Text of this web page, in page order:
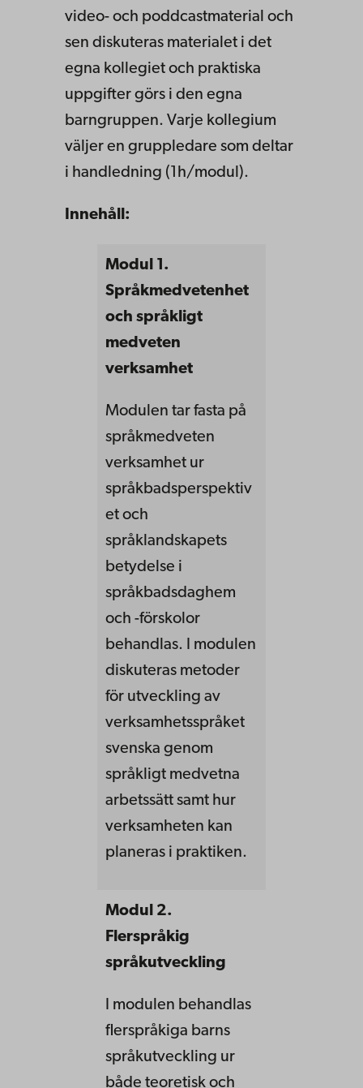
video- och poddcastmaterial och
sen diskuteras materialet i det
egna kollegiet och praktiska
uppgifter görs i den egna
barngruppen. Varje kollegium
väljer en gruppledare som deltar
i handledning (1h/modul).
Innehåll:
Modul 1.
Språkmedvetenhet
och språkligt
medveten
verksamhet
Modulen tar fasta på
språkmedveten
verksamhet ur
språkbadsperspektiv
et och
språklandskapets
betydelse i
språkbadsdaghem
och -förskolor
behandlas. I modulen
diskuteras metoder
för utveckling av
verksamhetsspråket
svenska genom
språkligt medvetna
arbetssätt samt hur
verksamheten kan
planeras i praktiken.
Modul 2.
Flerspråkig
språkutveckling
I modulen behandlas
flerspråkiga barns
språkutveckling ur
både teoretisk och